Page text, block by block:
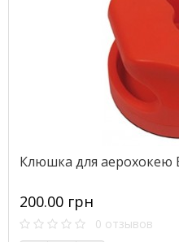
Клюшка для аерохокею
200.00 грн
0 отзывов